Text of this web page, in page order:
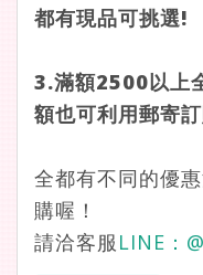
都有現品可挑選!
3.滿額2500以上
額也可利用郵寄
全都有不同的優
購喔！
請洽客服 LINE：